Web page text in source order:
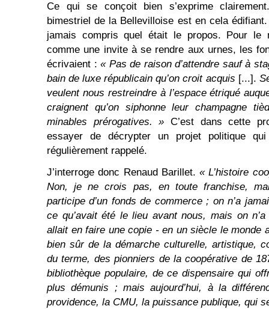
Ce qui se conçoit bien s’exprime
bimestriel de la Bellevilloise est en cela
jamais compris quel était le propos. Pour le
comme une invite à se rendre aux urnes, les
écrivaient : « Pas de raison d’attendre sauf à
bain de luxe républicain qu’on croit acquis [...].
veulent nous restreindre à l’espace étriqué
craignent qu’on siphonne leur champagne
minables prérogatives. » C’est dans cette
essayer de décrypter un projet politique qui
régulièrement rappelé.
J’interroge donc Renaud Barillet.« L’histoire
Non, je ne crois pas, en toute franchise,
participe d’un fonds de commerce ; on n’a
ce qu’avait été le lieu avant nous, mais on
allait en faire une copie - en un siècle le monde
bien sûr de la démarche culturelle, artistique,
du terme, des pionniers de la coopérative de
bibliothèque populaire, de ce dispensaire qui
plus démunis ; mais aujourd’hui, à la
providence, la CMU, la puissance publique, qui